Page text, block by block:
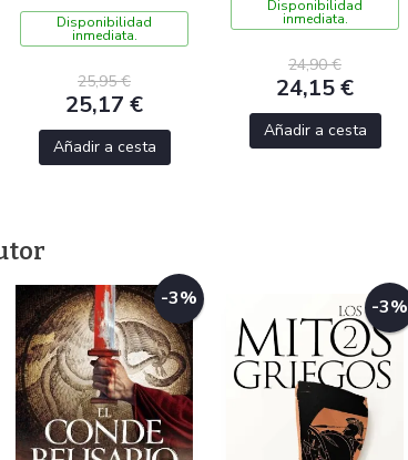
Disponibilidad
inmediata.
25,95 €
25,17 €
Añadir a cesta
Disponibilidad
inmediata.
24,90 €
24,15 €
Añadir a cesta
-3% -3%